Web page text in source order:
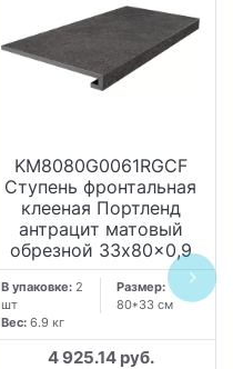
KM8080G0061RGCF
Ступень фронтальная
клееная Портленд
антрацит матовый
обрезной 33x80x0,9
В упаковке: 2
шт
Размер:
80*33 см
Вес: 6.9 кг
4 925.14 руб.